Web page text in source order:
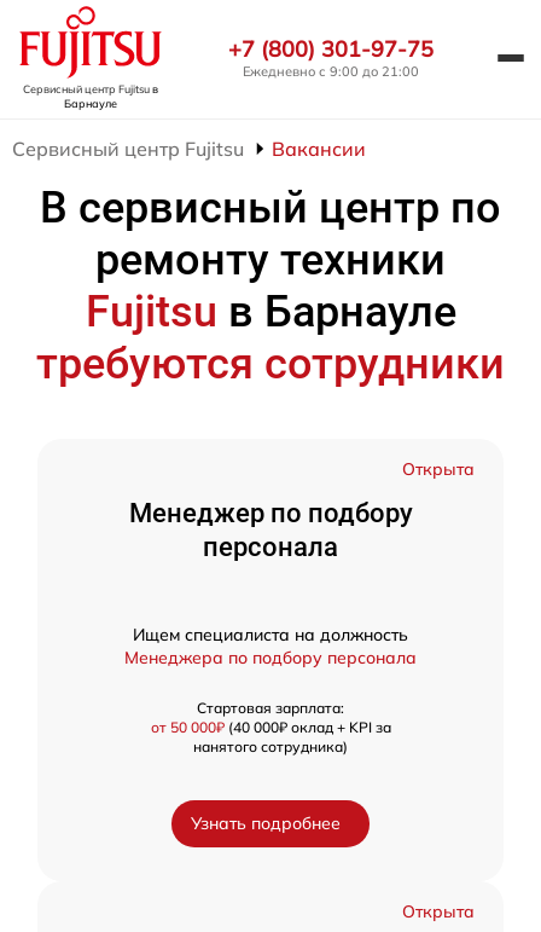
Сервисный центр Fujitsuв
Барнауле
+7 (800) 301-97-75
Ежедневно с 9:00 до 21:00
Сервисный центр Fujitsu Вакансии
В сервисный центр по
ремонту техники
Fujitsu в Барнауле
требуются сотрудники
Открыта
Менеджер по подбору
персонала
Ищем специалиста на должность
Менеджера по подбору персонала
Стартовая зарплата:
от 50 000₽(40 000₽ оклад + KPI за
нанятого сотрудника)
Узнать подробнее
Открыта